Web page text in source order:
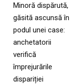
Minoră dispărută,
găsită ascunsă în
podul unei case:
anchetatorii
verifică
împrejurările
dispariției